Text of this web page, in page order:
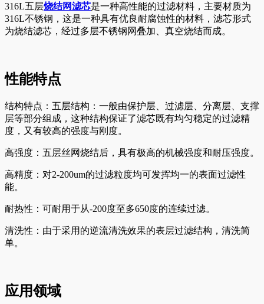
316L五层烧结网滤芯是一种高性能的过滤材料，主要材质为
316L不锈钢，这是一种具有优良耐腐蚀性的材料，滤芯形式
为烧结滤芯，经过多层不锈钢网叠加、真空烧结而成。
性能特点
结构特点：五层结构：一般由保护层、过滤层、分离层、支撑
层等部分组成，这种结构保证了滤芯既有均匀稳定的过滤精
度，又有较高的强度与刚度。
高强度：五层丝网烧结后，具有极高的机械强度和耐压强度。
高精度：对2-200um的过滤粒度均可发挥均一的表面过滤性
能。
耐热性：可耐用于从-200度至多650度的连续过滤。
清洗性：由于采用的逆流清洗效果的表层过滤结构，清洗简
单。
应用领域